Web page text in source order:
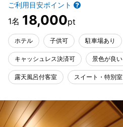
ご利用目安ポイント
18,000
ホテル 子供可 駐車場あり
キャッシュレス決済可 景色が良い
露天風呂付客室 スイート・特別室